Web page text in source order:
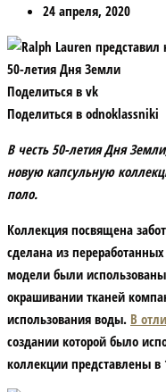
24 апреля, 2020
Поделиться в vk
Поделиться в odnoklassniki
В честь 50-летия Дня
новую капсульную
поло.
Коллекция посвящена
сделана из
модели были
окрашивании тканей
использования воды. В
создании которой было
коллекции представлены в